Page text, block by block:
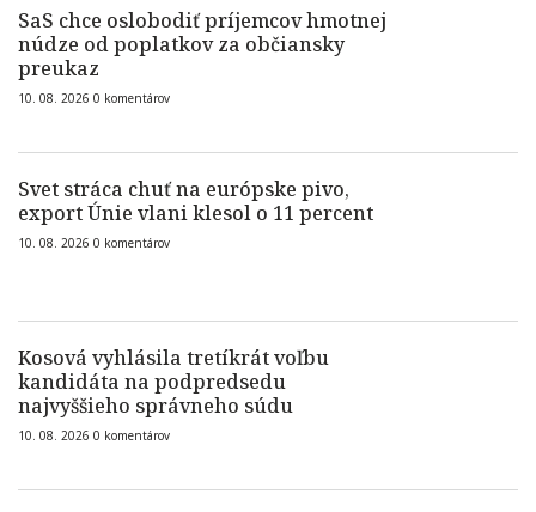
SaS chce oslobodiť príjemcov hmotnej
núdze od poplatkov za občiansky
preukaz
10. 08. 2026 0 komentárov
Svet stráca chuť na európske pivo,
export Únie vlani klesol o 11 percent
10. 08. 2026 0 komentárov
Kosová vyhlásila tretíkrát voľbu
kandidáta na podpredsedu
najvyššieho správneho súdu
10. 08. 2026 0 komentárov